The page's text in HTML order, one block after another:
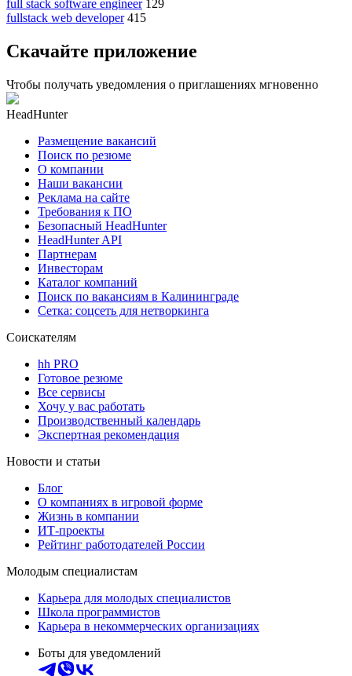
full stack software engineer 129
fullstack web developer 415
Скачайте приложение
Чтобы получать уведомления о приглашениях мгновенно
HeadHunter
Размещение вакансий
Поиск по резюме
О компании
Наши вакансии
Реклама на сайте
Требования к ПО
Безопасный HeadHunter
HeadHunter API
Партнерам
Инвесторам
Каталог компаний
Поиск по вакансиям в Калининграде
Сетка: соцсеть для нетворкинга
Соискателям
hh PRO
Готовое резюме
Все сервисы
Хочу у вас работать
Производственный календарь
Экспертная рекомендация
Новости и статьи
Блог
О компаниях в игровой форме
Жизнь в компании
ИТ-проекты
Рейтинг работодателей России
Молодым специалистам
Карьера для молодых специалистов
Школа программистов
Карьера в некоммерческих организациях
Боты для уведомлений